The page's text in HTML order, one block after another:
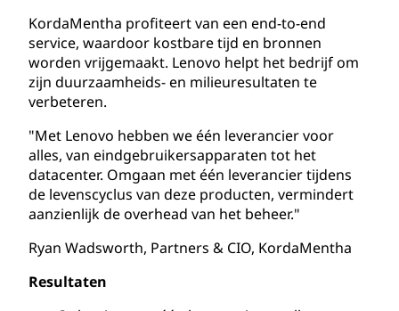
KordaMentha profiteert van een end-to-end
service, waardoor kostbare tijd en bronnen
worden vrijgemaakt. Lenovo helpt het bedrijf om
zijn duurzaamheids- en milieuresultaten te
verbeteren.
"Met Lenovo hebben we één leverancier voor
alles, van eindgebruikersapparaten tot het
datacenter. Omgaan met één leverancier tijdens
de levenscyclus van deze producten, vermindert
aanzienlijk de overhead van het beheer."
Ryan Wadsworth, Partners & CIO, KordaMentha
Resultaten